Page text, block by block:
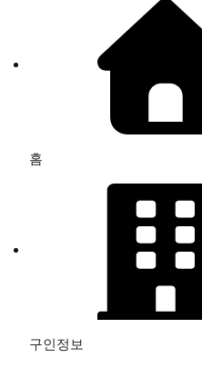
홈
구인정보